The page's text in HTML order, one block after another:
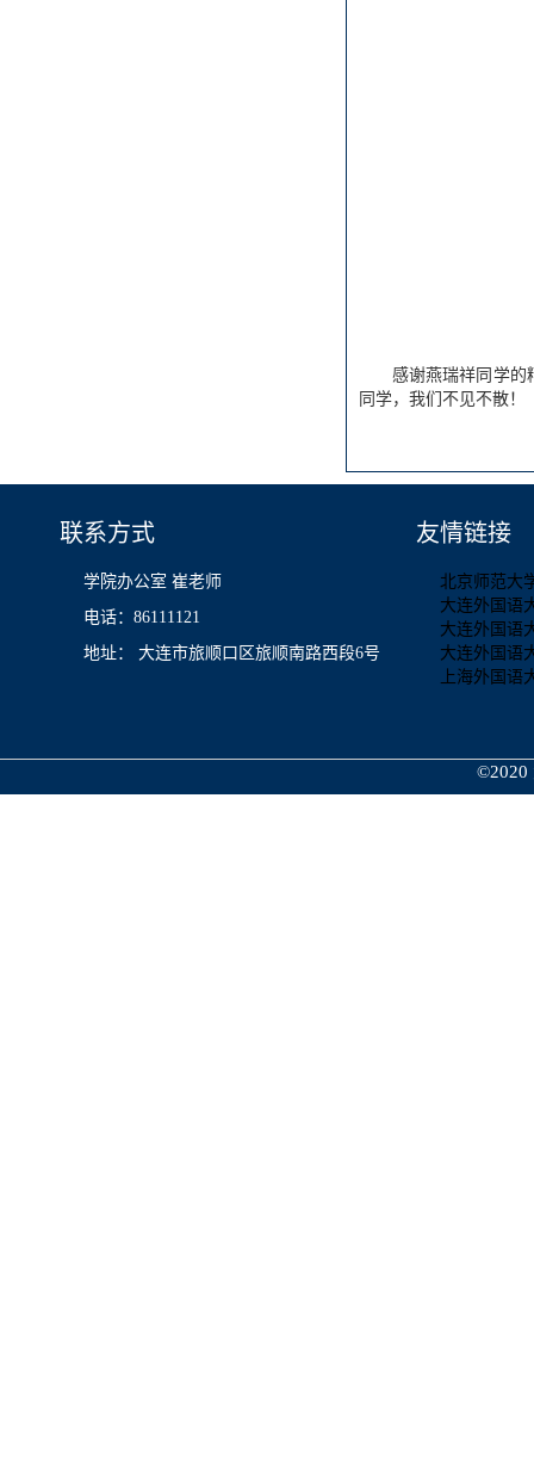
感谢燕瑞祥同学的
同学，我们不见不散！
联系方式
学院办公室 崔老师
电话：86111121
地址： 大连市旅顺口区旅顺南路西段6号
友情链接
北京师范大
大连外国语
大连外国语
大连外国语
上海外国语
©2020